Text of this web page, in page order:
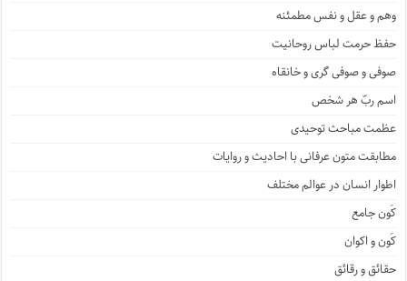
وهم و عقل و نفس مطمئنه
حفظ حرمت لباس روحانیت
صوفی و صوفی گری و خانقاه
اسم ربّ هر شخص
عظمت مباحث توحیدی
مطابقت متون عرفانی با احادیث و روایات
اطوار انسان در عوالم مختلف
کَون جامع
کَون و اکوان
حقائق و رقائق